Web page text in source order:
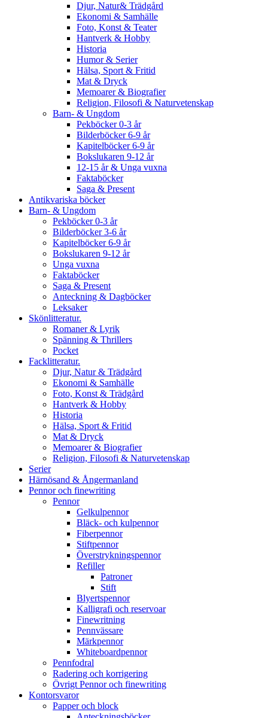
Djur, Natur& Trädgård
Ekonomi & Samhälle
Foto, Konst & Teater
Hantverk & Hobby
Historia
Humor & Serier
Hälsa, Sport & Fritid
Mat & Dryck
Memoarer & Biografier
Religion, Filosofi & Naturvetenskap
Barn- & Ungdom
Pekböcker 0-3 år
Bilderböcker 6-9 år
Kapitelböcker 6-9 år
Bokslukaren 9-12 år
12-15 år & Unga vuxna
Faktaböcker
Saga & Present
Antikvariska böcker
Barn- & Ungdom
Pekböcker 0-3 år
Bilderböcker 3-6 år
Kapitelböcker 6-9 år
Bokslukaren 9-12 år
Unga vuxna
Faktaböcker
Saga & Present
Anteckning & Dagböcker
Leksaker
Skönlitteratur.
Romaner & Lyrik
Spänning & Thrillers
Pocket
Facklitteratur.
Djur, Natur & Trädgård
Ekonomi & Samhälle
Foto, Konst & Trädgård
Hantverk & Hobby
Historia
Hälsa, Sport & Fritid
Mat & Dryck
Memoarer & Biografier
Religion, Filosofi & Naturvetenskap
Serier
Härnösand & Ångermanland
Pennor och finewriting
Pennor
Gelkulpennor
Bläck- och kulpennor
Fiberpennor
Stiftpennor
Överstrykningspennor
Refiller
Patroner
Stift
Blyertspennor
Kalligrafi och reservoar
Finewritning
Pennvässare
Märkpennor
Whiteboardpennor
Pennfodral
Radering och korrigering
Övrigt Pennor och finewriting
Kontorsvaror
Papper och block